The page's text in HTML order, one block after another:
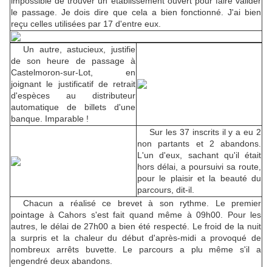
le passage. Je dois dire que cela a bien fonctionné. J'ai bien
reçu celles utilisées par 17 d'entre eux.
Un autre, astucieux, justifie
de son heure de passage à
Castelmoron-sur-Lot, en
joignant le justificatif de retrait
d'espèces au distributeur
automatique de billets d'une
banque. Imparable !
Sur les 37 inscrits il y a eu 2
non partants et 2 abandons.
L'un d'eux, sachant qu'il était
hors délai, a poursuivi sa route,
pour le plaisir et la beauté du
parcours, dit-il.
Chacun a réalisé ce brevet à son rythme. Le premier
pointage à Cahors s'est fait quand même à 09h00. Pour les
autres, le délai de 27h00 a bien été respecté. Le froid de la nuit
a surpris et la chaleur du début d'après-midi a provoqué de
nombreux arrêts buvette. Le parcours a plu même s'il a
engendré deux abandons.